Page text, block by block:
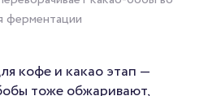
ферментации
кофе и какао этап —
тоже обжаривают,